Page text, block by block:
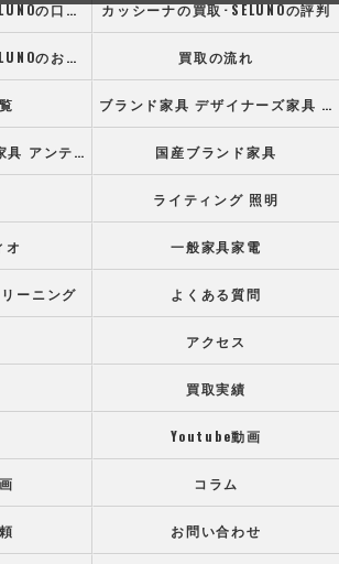
カッシーナの買取･SELUNOの口コミ情報 カッシーナの買取･SELUNOの評判
カッシーナの買取･SELUNOのお客様の声 買取の流れ
ブランド家具 デザイナーズ家具 高級オフィス家具
北欧家具 ビンテージ家具 アンティーク家具 国産ブランド家具
ライティング 照明
オ 一般家具家電
ーニング よくある質問
アクセス
買取実績
Youtube動画
コラム
お問い合わせ